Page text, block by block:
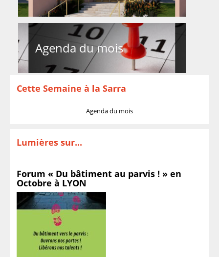
Agenda du mois
Cette Semaine à la Sarra
Agenda du mois
Lumières sur...
Forum « Du bâtiment au parvis ! » en
Octobre à LYON